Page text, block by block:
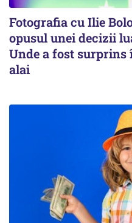
Fotografia cu Ilie
opusul unei decizii
Unde a fost surprins
alai